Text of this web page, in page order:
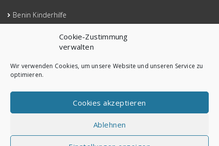
Cookie-Zustimmung
verwalten
Wir verwenden Cookies, um unsere Website und unseren Service zu
optimieren.
Cookies akzeptieren
Ablehnen
Benin Kinderhilfe
Cookie-Richtlinie (EU)
Datenschutzerklärung